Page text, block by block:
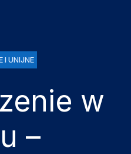
I UNIJNE
w
–